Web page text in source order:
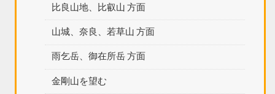
比良山地、比叡山 方面
山城、奈良、若草山 方面
雨乞岳、御在所岳 方面
金剛山を望む